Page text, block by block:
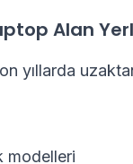
Alan
yıllarda
modelleri